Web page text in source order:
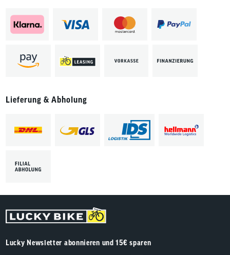
Lieferung & Abholung
Lucky Newsletter abonnieren und 15€ sparen